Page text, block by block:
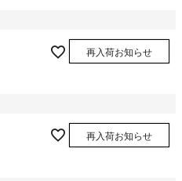
再入荷お知らせ
再入荷お知らせ